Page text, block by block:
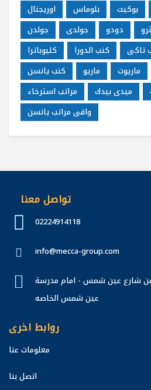
اوريجنال بلوماس بوكيت
جولدن
جولدى دودو
كليوباترا
كنب الدورا تاكى
كنب يانسن
ماريو ماريوت
مراتب استرخاء
ميدى بيدك
واقى مراتب يانسن
تواصل معنا
02224914118
info@mecca-group.com
شارع عين شمس - امام مدرسة
عين شمس الخاصه
روابط اخرى
معلومات عنا
اتصل بنا